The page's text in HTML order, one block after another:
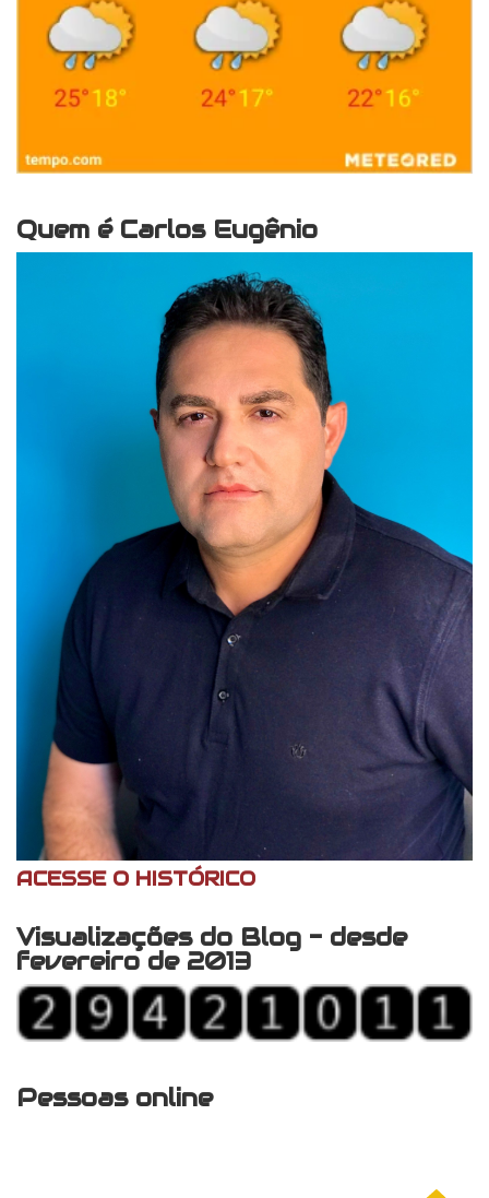
Quem é Carlos Eugênio
ACESSE O HISTÓRICO
Visualizações do Blog - desde
fevereiro de 2013
Pessoas online